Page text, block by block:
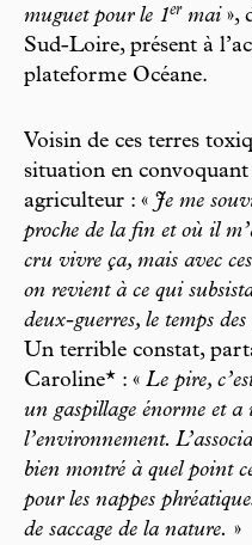
muguet pour le 1er mai »,
Sud-Loire, présent à
plateforme Océane.
Voisin de ces terres
situation en
agriculteur : « Je me
proche de la fin et où il
cru vivre ça, mais avec
on revient à ce qui
deux-guerres, le temps des
Un terrible constat,
Caroline* : « Le pire,
un gaspillage énorme et
l’environnement.
bien montré à quel point
pour les nappes
de saccage de la nature. »